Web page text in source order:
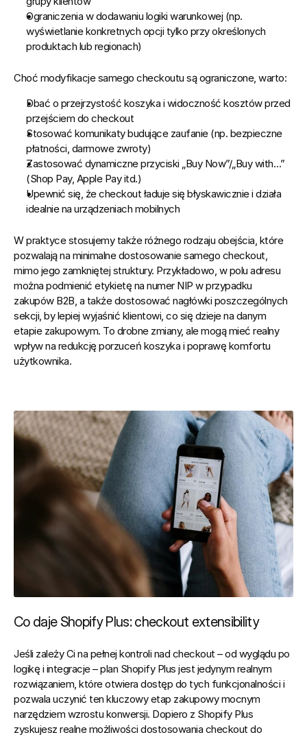
Ograniczenia w dodawaniu logiki warunkowej (np.
wyświetlanie konkretnych opcji tylko przy określonych
produktach lub regionach)
Choć modyfikacje samego checkoutu są ograniczone, warto:
Dbać o przejrzystość koszyka i widoczność kosztów przed
przejściem do checkout
Stosować komunikaty budujące zaufanie (np. bezpieczne
płatności, darmowe zwroty)
Zastosować dynamiczne przyciski „Buy Now”/„Buy with…”
(Shop Pay, Apple Pay itd.)
Upewnić się, że checkout ładuje się błyskawicznie i działa
idealnie na urządzeniach mobilnych
W praktyce stosujemy także różnego rodzaju obejścia, które
pozwalają na minimalne dostosowanie samego checkout,
mimo jego zamkniętej struktury. Przykładowo, w polu adresu
można podmienić etykietę na numer NIP w przypadku
zakupów B2B, a także dostosować nagłówki poszczególnych
sekcji, by lepiej wyjaśnić klientowi, co się dzieje na danym
etapie zakupowym. To drobne zmiany, ale mogą mieć realny
wpływ na redukcję porzuceń koszyka i poprawę komfortu
użytkownika.
Co daje Shopify Plus: checkout extensibility
Jeśli zależy Ci na pełnej kontroli nad checkout – od wyglądu po
logikę i integracje – plan Shopify Plus jest jedynym realnym
rozwiązaniem, które otwiera dostęp do tych funkcjonalności i
pozwala uczynić ten kluczowy etap zakupowy mocnym
narzędziem wzrostu konwersji. Dopiero z Shopify Plus
zyskujesz realne możliwości dostosowania checkout do